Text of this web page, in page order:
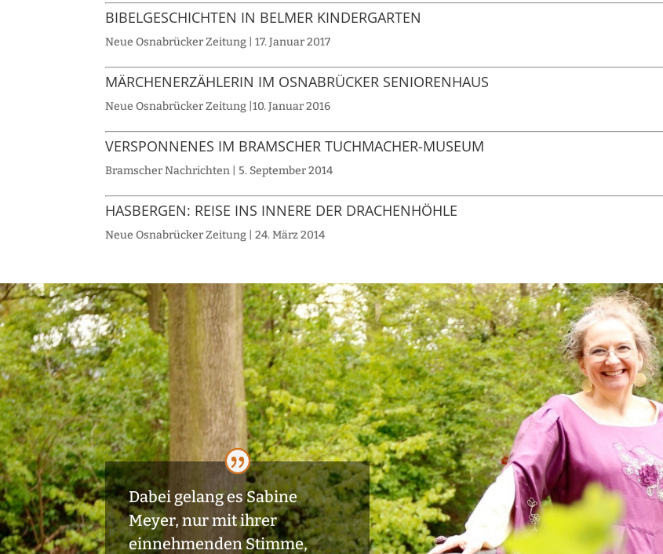
BIBELGESCHICHTEN IN BELMER KINDERGARTEN
Neue Osnabrücker Zeitung | 17. Januar 2017
MÄRCHENERZÄHLERIN IM OSNABRÜCKER SENIORENHAUS
Neue Osnabrücker Zeitung |10. Januar 2016
VERSPONNENES IM BRAMSCHER TUCHMACHER-MUSEUM
Bramscher Nachrichten | 5. September 2014
HASBERGEN: REISE INS INNERE DER DRACHENHÖHLE
Neue Osnabrücker Zeitung | 24. März 2014
Dabei gelang es Sabine
Meyer, nur mit ihrer
einnehmenden Stimme,